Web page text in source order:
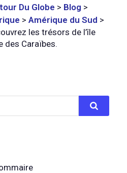
Du Globe > Blog >
> Amérique du Sud >
les trésors de l’île
des Caraïbes.